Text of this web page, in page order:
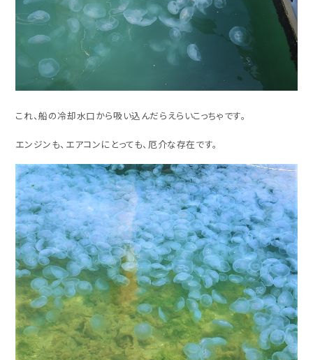
これ、船の冷却水口から吸い込んだらえらいこっちゃです。
エンジンも、エアコンにとっても、厄介な存在です。